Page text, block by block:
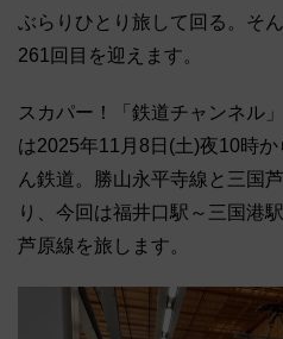
ぶらりひとり旅して回る。そ
261回目を迎えます。
スカパー！「鉄道チャンネル
は2025年11月8日(土)夜10時
ん鉄道。勝山永平寺線と三国
り、今回は福井口駅～三国港
芦原線を旅します。